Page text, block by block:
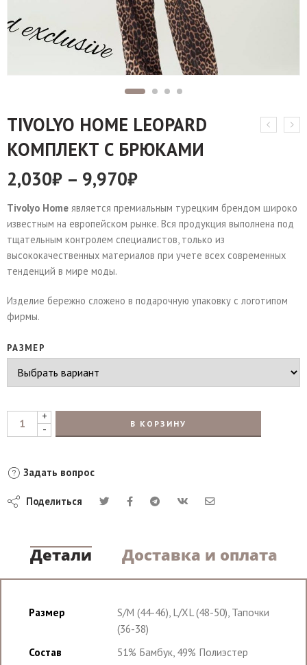
TIVOLYO HOME LEOPARD
КОМПЛЕКТ С БРЮКАМИ
2,030₽ – 9,970₽
Tivolyo Home является премиальным турецким брендом широко
известным на европейском рынке. Вся продукция выполнена под
тщательным контролем специалистов, только из
высококачественных материалов при учете всех современных
тенденций в мире моды.
Изделие бережно сложено в подарочную упаковку с логотипом
фирмы.
РАЗМЕР
+
-
В КОРЗИНУ
Задать вопрос
Поделиться
Детали Доставка и оплата
Размер
S/M (44-46), L/XL (48-50), Тапочки
(36-38)
Состав
51% Бамбук, 49% Полиэстер